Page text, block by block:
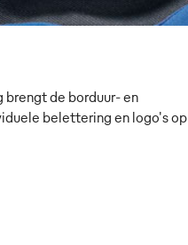
de borduur- en
belettering en logo's op